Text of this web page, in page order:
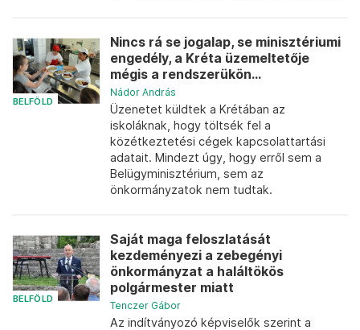
BELFÖLD
Nincs rá se jogalap, se minisztériumi
engedély, a Kréta üzemeltetője
mégis a rendszerükön...
Nádor András
Üzenetet küldtek a Krétában az
iskoláknak, hogy töltsék fel a
közétkeztetési cégek kapcsolattartási
adatait. Mindezt úgy, hogy erről sem a
Belügyminisztérium, sem az
önkormányzatok nem tudtak.
BELFÖLD
Saját maga feloszlatását
kezdeményezi a zebegényi
önkormányzat a haláltökös
polgármester miatt
Tenczer Gábor
Az indítványozó képviselők szerint a